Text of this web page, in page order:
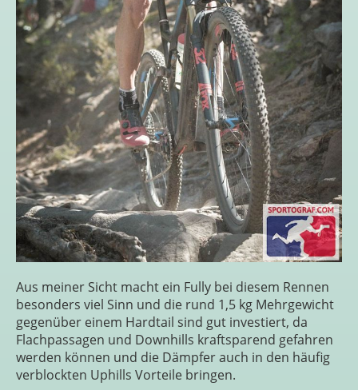
Aus meiner Sicht macht ein Fully bei diesem Rennen
besonders viel Sinn und die rund 1,5 kg Mehrgewicht
gegenüber einem Hardtail sind gut investiert, da
Flachpassagen und Downhills kraftsparend gefahren
werden können und die Dämpfer auch in den häufig
verblockten Uphills Vorteile bringen.